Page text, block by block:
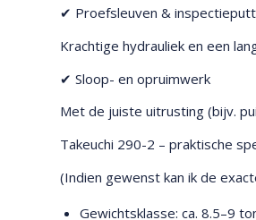
✔ Proefsleuven &
Krachtige hydrauliek en een
✔ Sloop- en opruimwerk
Met de juiste uitrusting (bijv.
Takeuchi 290-2 – praktische
(Indien gewenst kan ik de
Gewichtsklasse: ca. 8.5–9